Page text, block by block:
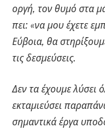
οργή, τον θυμό στα
πει: «να μου έχετε
Εύβοια, θα
τις δεσμεύσεις.
Δεν τα έχουμε λύσει
εκταμιεύσει
σημαντικά έργα